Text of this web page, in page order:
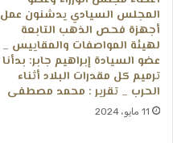
المجلس السيادي يدشنون عمل
أجهزة فحص الذهب التابعة
لهيئة المواصفات والمقاييس _
عضو السيادة إبراهيم جابر: بدأنا
ترميم كل مقدرات البلاد أثناء
الحرب _ تقرير : محمد مصطفى
11 مايو، 2024